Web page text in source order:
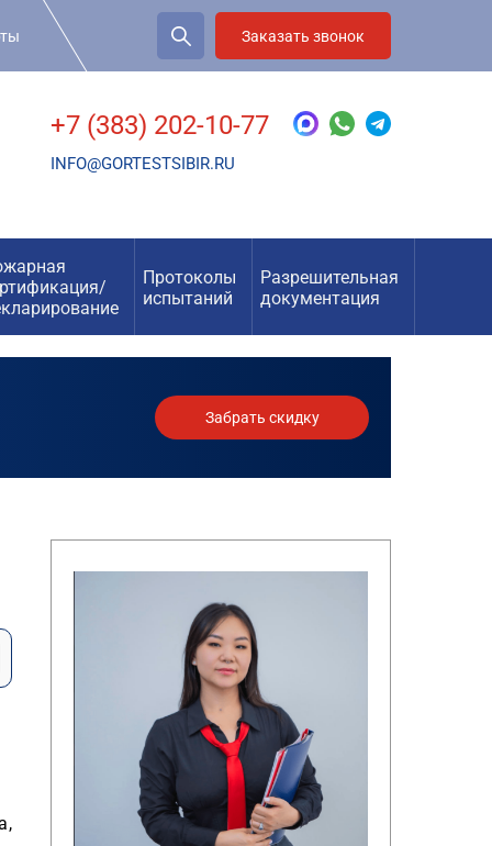
Заказать звонок
+7 (383) 202-10-77
INFO@GORTESTSIBIR.RU
Протоколы
испытаний
Разрешительная
документация
Забрать скидку